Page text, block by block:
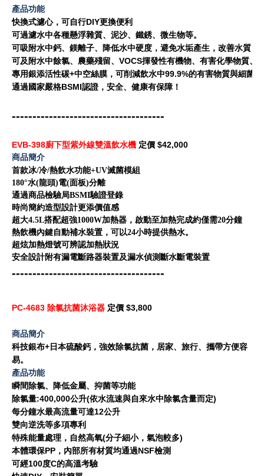
產品功能
快換式濾心，可自行DIY更換便利
可過濾水中各種懸浮雜質、泥沙、鐵銹、微生物等。
可吸附水中鈣、鎂離子、降低水中硬度，避免水垢產生，改善水質，
可及附水中餘氯、農藥殘留、VOCS揮發性有機物、有害化學物質、
專用銀添活性碳+中空絲膜，可削減飲水中99.9%的有害物質與細菌
通過國家嚴格BSMI認證，安全、健康有保障！
-------------------------------------
EVB-398廚下型紫外線雙溫飲水機 定價 $42,000
商品簡介
首款冰/冷/熱飲水功能+UV滅菌模組
180°水(龍頭)電(面板)分離
通過商品檢驗局BSMI驗證登錄
時尚簡約造型設計更添價值感
超大4.5L搭配超強1000W加熱器，啟動至加熱完成約僅需20分鐘
熱飲機內鍵自動補水裝置，可以24小時提供熱水。
超炫加熱燈號可辨認加熱狀況
安全設計附有漏電斷路器裝置及漏水偵測斷水斷電裝置
-------------------------------------
PC-4683 除氯抗菌沐浴器 定價 $3,800
商品簡介
科技銀布+日本硫酸鈣，強效除氯抗菌，居家、旅行、攜帶方便容
易。
產品功能
瞬間除氯、降低金屬、抑菌等功能
除氯量:400,000公升(依水流速與自來水中除氯含量而定)
每分鐘水最高流量可達12公升
雙向逆洗等多項專利
特殊能量處理，自然高氧(分子細小，氣泡較多)
本體環保PP，內部所有材質均通過NSF檢測
可經100度C的高溫考驗